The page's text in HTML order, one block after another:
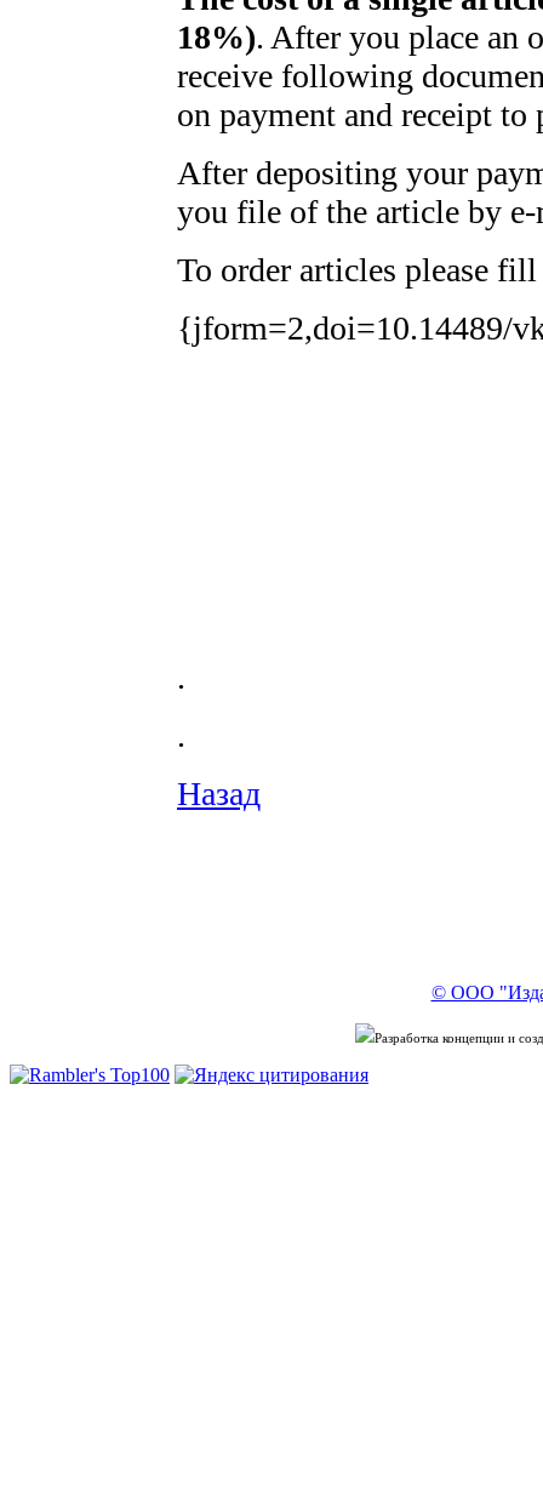
18%). After you place an
receive following
on payment and receipt to
After depositing your
you file of the article by
To order articles please
{jform=2,doi=10.14489/
.
.
Назад
© ООО
Разработка концепции и